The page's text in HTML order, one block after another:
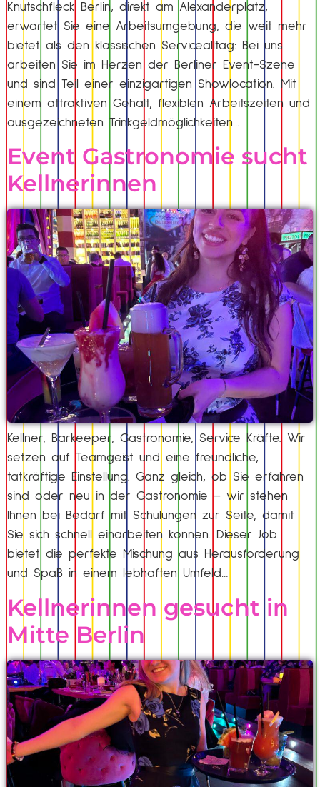
Knutschfleck Berlin, direkt am Alexanderplatz,
erwartet Sie eine Arbeitsumgebung, die weit mehr
bietet als den klassischen Servicealltag: Bei uns
arbeiten Sie im Herzen der Berliner Event-Szene
und sind Teil einer einzigartigen Showlocation. Mit
einem attraktiven Gehalt, flexiblen Arbeitszeiten und
ausgezeichneten Trinkgeldmöglichkeiten…
Event Gastronomie sucht
Kellnerinnen
Kellner, Barkeeper, Gastronomie, Service Kräfte. Wir
setzen auf Teamgeist und eine freundliche,
tatkräftige Einstellung. Ganz gleich, ob Sie erfahren
sind oder neu in der Gastronomie – wir stehen
Ihnen bei Bedarf mit Schulungen zur Seite, damit
Sie sich schnell einarbeiten können. Dieser Job
bietet die perfekte Mischung aus Herausforderung
und Spaß in einem lebhaften Umfeld…
Kellnerinnen gesucht in
Mitte Berlin